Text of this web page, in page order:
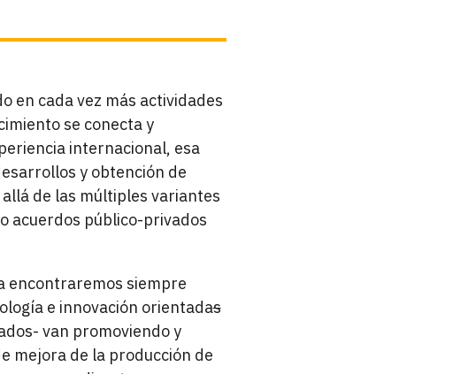
en cada vez más actividades
se conecta y
internacional, esa
y obtención de
de las múltiples variantes
acuerdos público-privados
encontraremos siempre
e innovación orientadas
van promoviendo y
mejora de la producción de